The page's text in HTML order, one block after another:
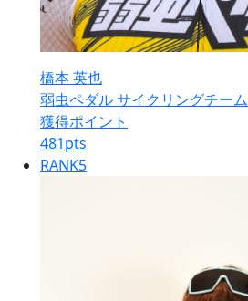
橋本 英也
弱虫ペダル サイクリングチーム
獲得ポイント
481pts
RANK5